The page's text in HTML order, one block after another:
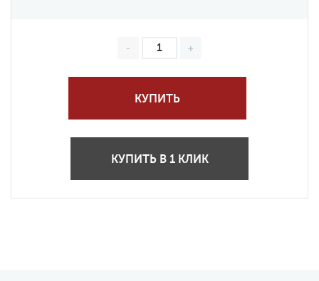
КУПИТЬ
КУПИТЬ В 1 КЛИК